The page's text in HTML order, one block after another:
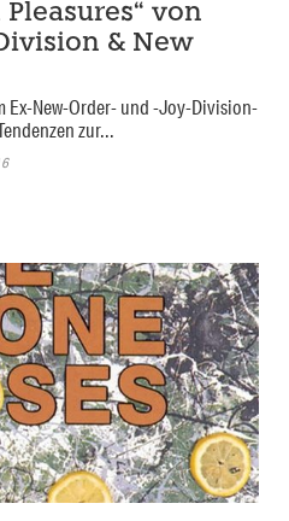
von
& New
Ex-New-Order- und -Joy-Division-
zur...